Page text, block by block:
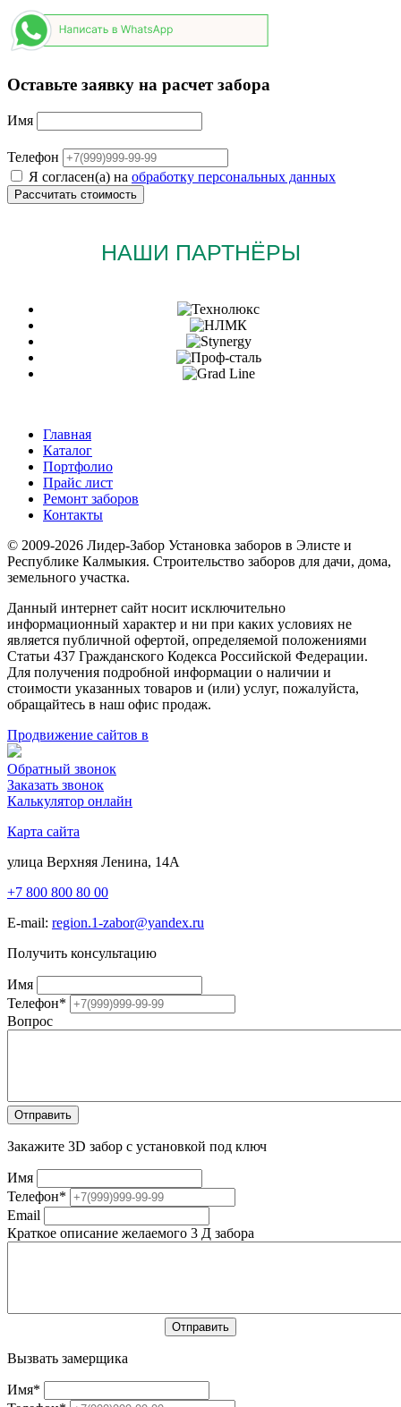
Оставьте заявку на расчет забора
Имя
Телефон
Я согласен(а) на обработку персональных данных
НАШИ ПАРТНЁРЫ
Главная
Каталог
Портфолио
Прайс лист
Ремонт заборов
Контакты
© 2009-2026 Лидер-Забор Установка заборов в Элисте и
Республике Калмыкия. Строительство заборов для дачи, дома,
земельного участка.
Данный интернет сайт носит исключительно
информационный характер и ни при каких условиях не
является публичной офертой, определяемой положениями
Статьи 437 Гражданского Кодекса Российской Федерации.
Для получения подробной информации о наличии и
стоимости указанных товаров и (или) услуг, пожалуйста,
обращайтесь в наш офис продаж.
Продвижение сайтов в
Обратный звонок
Заказать звонок
Калькулятор онлайн
Карта сайта
улица Верхняя Ленина, 14А
+7 800 800 80 00
E-mail: region.1-zabor@yandex.ru
Получить консультацию
Имя
Телефон*
Вопрос
Закажите 3D забор с установкой под ключ
Имя
Телефон*
Email
Краткое описание желаемого 3 Д забора
Вызвать замерщика
Имя*